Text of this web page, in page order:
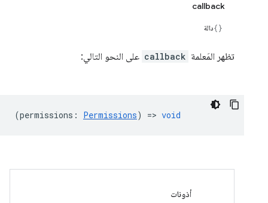
callback
دالة
تظهر المَعلمة callback على النحو التالي:
(permissions : Permissions) => void
أذونات